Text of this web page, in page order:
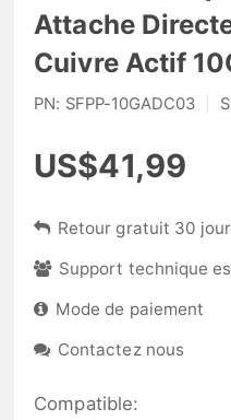
Attache
Cuivre Actif
PN: SFPP-10GADC03
US$41,99
Retour gratuit 30
Support technique
Mode de paiement
Contactez nous
Compatible: